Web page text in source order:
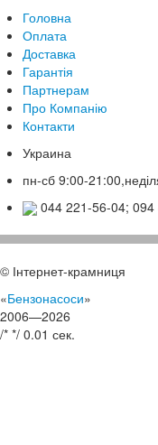
Головна
Оплата
Доставка
Гарантія
Партнерам
Про Компанію
Контакти
Украина
пн-сб 9:00-
044 221-56-04;
© Інтернет-крамниця
«Бензонасоси»
2006—2026
/* */ 0.01 сек.